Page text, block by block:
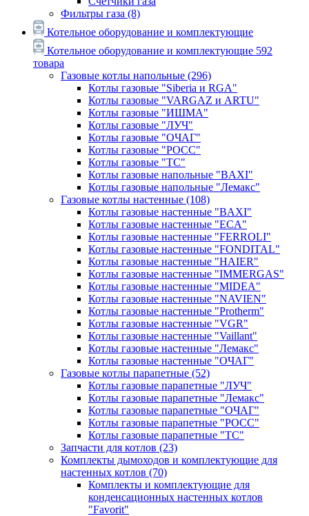
Фильтры газа (8)
Котельное оборудование и комплектующие
Котельное оборудование и комплектующие 592
товара
Газовые котлы напольные (296)
Котлы газовые "Siberia и RGA"
Котлы газовые "VARGAZ и ARTU"
Котлы газовые "ИШМА"
Котлы газовые "ЛУЧ"
Котлы газовые "ОЧАГ"
Котлы газовые "РОСС"
Котлы газовые "ТС"
Котлы газовые напольные "BAXI"
Котлы газовые напольные "Лемакс"
Газовые котлы настенные (108)
Котлы газовые настенные "BAXI"
Котлы газовые настенные "ECA"
Котлы газовые настенные "FERROLI"
Котлы газовые настенные "FONDITAL"
Котлы газовые настенные "HAIER"
Котлы газовые настенные "IMMERGAS"
Котлы газовые настенные "MIDEA"
Котлы газовые настенные "NAVIEN"
Котлы газовые настенные "Protherm"
Котлы газовые настенные "VGR"
Котлы газовые настенные "Vaillant"
Котлы газовые настенные "Лемакс"
Котлы газовые настенные "ОЧАГ"
Газовые котлы парапетные (52)
Котлы газовые парапетные "ЛУЧ"
Котлы газовые парапетные "Лемакс"
Котлы газовые парапетные "ОЧАГ"
Котлы газовые парапетные "РОСС"
Котлы газовые парапетные "ТС"
Запчасти для котлов (23)
Комплекты дымоходов и комплектующие для
настенных котлов (70)
Комплекты и комплектующие для
конденсационных настенных котлов
"Favorit"